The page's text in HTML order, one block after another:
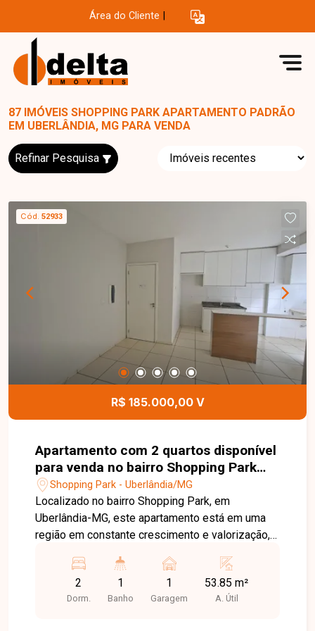
Área do Cliente
87 IMÓVEIS SHOPPING PARK APARTAMENTO PADRÃO
EM UBERLÂNDIA, MG PARA VENDA
Refinar Pesquisa
Cód. 52933
R$ 185.000,00 V
Apartamento com 2 quartos disponível
para venda no bairro Shopping Park
em Uberlândia-MG
Shopping Park - Uberlândia/MG
Localizado no bairro Shopping Park, em
Uberlândia-MG, este apartamento está em uma
região em constante crescimento e valorização,
principais vias da cidade. Próximo a
supermercados, escolas, farmácias, academias,
comércios e diversos serviços, oferece
2
Dorm.
1
Banho
1
Garagem
53.85 m²
A. Útil